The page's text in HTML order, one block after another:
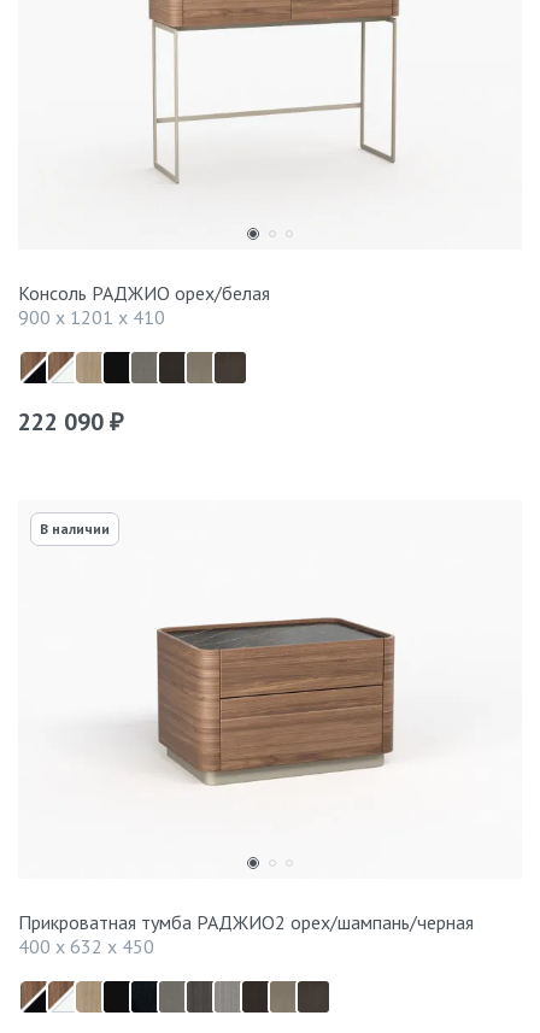
Консоль РАДЖИО орех/белая
900 x 1201 x 410
222 090 ₽
В наличии
Прикроватная тумба РАДЖИО2 орех/шампань/черная
400 x 632 x 450